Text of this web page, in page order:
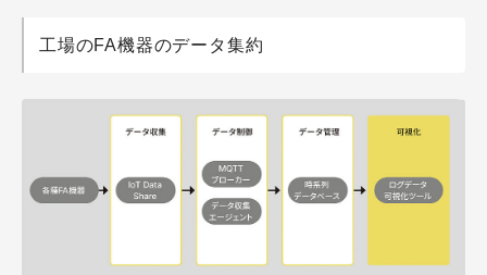
工場のFA機器のデータ集約